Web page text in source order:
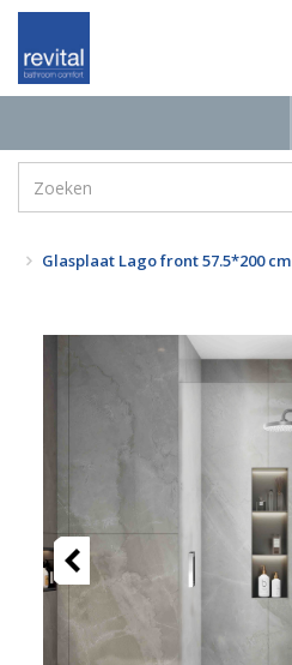
Glasplaat Lago front 57.5*200 cm